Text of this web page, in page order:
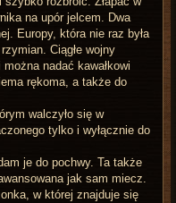
na upór jelcem. Dwa
Europy, która nie raz była
Ciągłe wojny
nadać kawałkowi
rękoma, a także do
walczyło się w
tylko i wyłącznie do
je do pochwy. Ta także
jak sam miecz.
w której znajduje się